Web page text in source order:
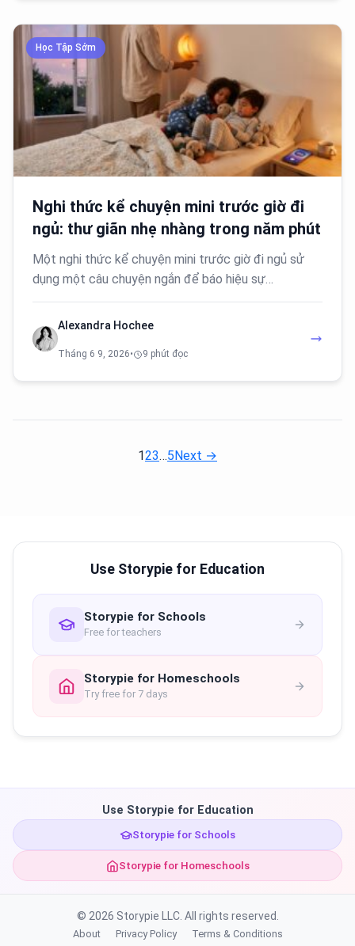
Học Tập Sớm
Nghi thức kể chuyện mini trước giờ đi
ngủ: thư giãn nhẹ nhàng trong năm phút
Một nghi thức kể chuyện mini trước giờ đi ngủ sử
dụng một câu chuyện ngắn để báo hiệu sự…
Alexandra Hochee
Tháng 6 9, 2026• 9 phút đọc
123…5Next →
Use Storypie for Education
Storypie for Schools
Free for teachers
Storypie for Homeschools
Try free for 7 days
Use Storypie for Education
Storypie for Schools
Storypie for Homeschools
© 2026 Storypie LLC. All rights reserved.
About Privacy Policy Terms & Conditions